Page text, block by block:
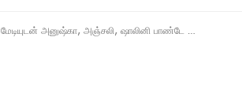
மேடியுடன் அனுஷ்கா, அஞ்சலி, ஷாலினி பாண்டே …